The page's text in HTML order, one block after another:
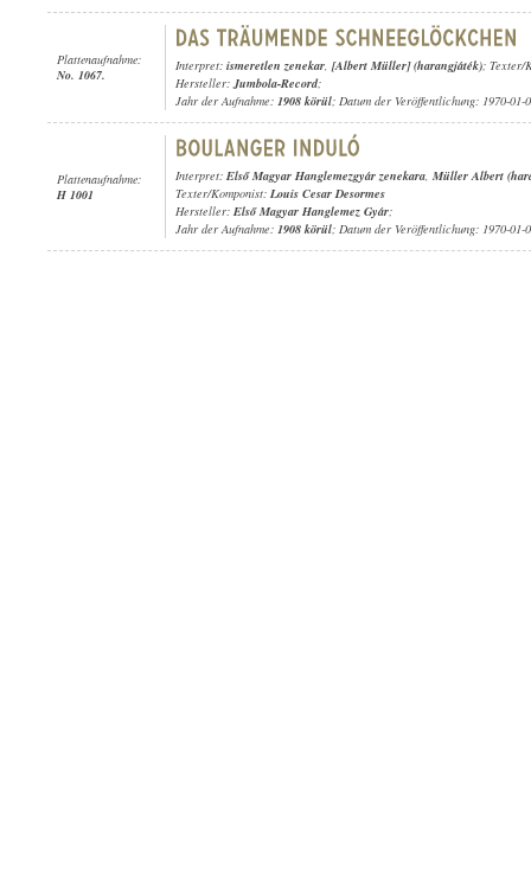
Plattenaufnahme:
No. 1067.
Interpret: ismeretlen zenekar, [Albert Müller] (harangjáték); Texter/
Hersteller:Jumbola-Record;
Jahr der Aufnahme: 1908 körül; Datum der Veröffentlichung: 1970-01-
Plattenaufnahme:
H 1001
Interpret: Első Magyar Hanglemezgyár zenekara, Müller Albert
Texter/Komponist: Louis Cesar Desormes
Hersteller: Első Magyar Hanglemez Gyár;
Jahr der Aufnahme: 1908 körül; Datum der Veröffentlichung: 1970-01-